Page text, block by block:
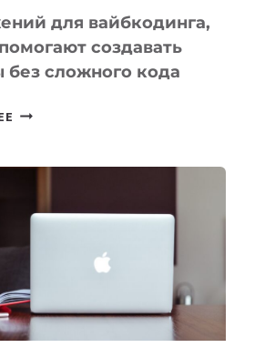
для вайбкодинга,
создавать
без сложного кода
7
ПОМОГАЮТ
СОЗДАВАТЬ
БЕЗ
СЛОЖНОГО
КОДА